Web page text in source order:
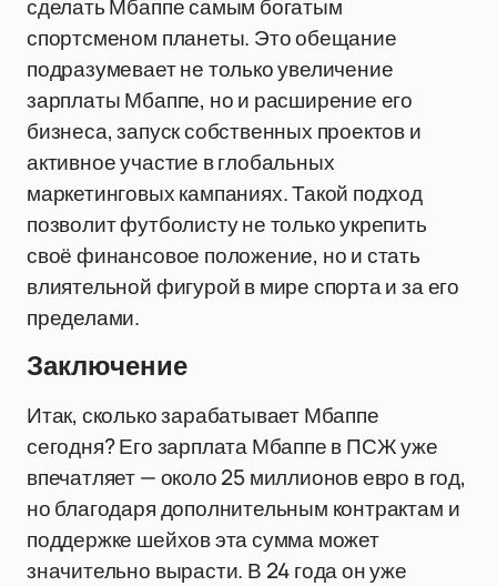
сделать Мбаппе самым богатым
спортсменом планеты. Это обещание
подразумевает не только увеличение
зарплаты Мбаппе, но и расширение его
бизнеса, запуск собственных проектов и
активное участие в глобальных
маркетинговых кампаниях. Такой подход
позволит футболисту не только укрепить
своё финансовое положение, но и стать
влиятельной фигурой в мире спорта и за его
пределами.
Заключение
Итак, сколько зарабатывает Мбаппе
сегодня? Его зарплата Мбаппе в ПСЖ уже
впечатляет — около 25 миллионов евро в год,
но благодаря дополнительным контрактам и
поддержке шейхов эта сумма может
значительно вырасти. В 24 года он уже